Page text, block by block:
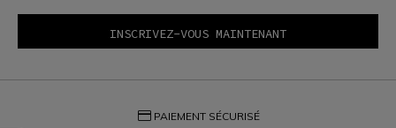
credit_card PAIEMENT SÉCURISÉ